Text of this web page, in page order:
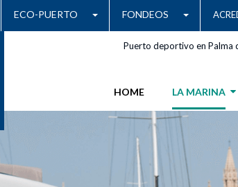
ECO-PUERTO FONDEOS
Puerto deportivo en Palma
HOME LA MARINA